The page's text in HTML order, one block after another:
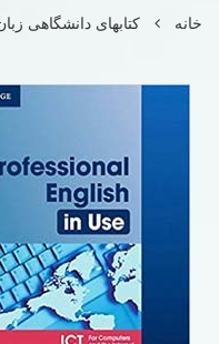
خانه کتابهای دانشگاهی زبان